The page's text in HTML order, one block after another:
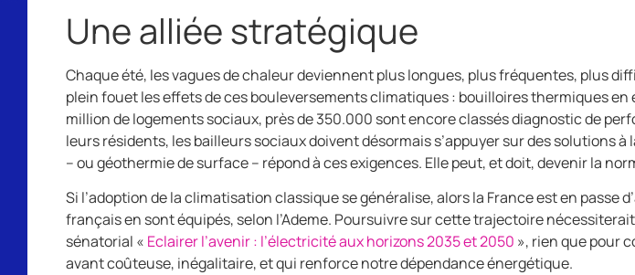
Une alliée stratégique
Chaque été, les vagues de chaleur deviennent plus longues, plus fréquentes, plus
plein fouet les effets de ces bouleversements climatiques : bouilloires thermiques en
million de logements sociaux, près de 350.000 sont encore classés diagnostic de
leurs résidents, les bailleurs sociaux doivent désormais s’appuyer sur des solutions
– ou géothermie de surface – répond à ces exigences. Elle peut, et doit, devenir la
Si l’adoption de la climatisation classique se généralise, alors la France est en
français en sont équipés, selon l’Ademe. Poursuivre sur cette trajectoire
sénatorial « Eclairer l’avenir : l’électricité aux horizons 2035 et 2050 », rien que pour
avant coûteuse, inégalitaire, et qui renforce notre dépendance énergétique.